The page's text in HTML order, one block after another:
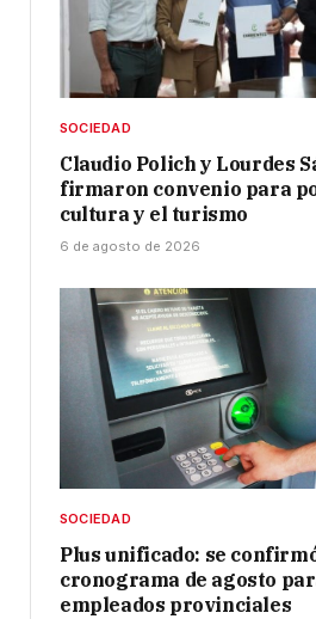
SOCIEDAD
Claudio Polich y Lourdes
firmaron convenio para
cultura y el turismo
6 de agosto de 2026
SOCIEDAD
Plus unificado: se
cronograma de agosto
empleados provinciales